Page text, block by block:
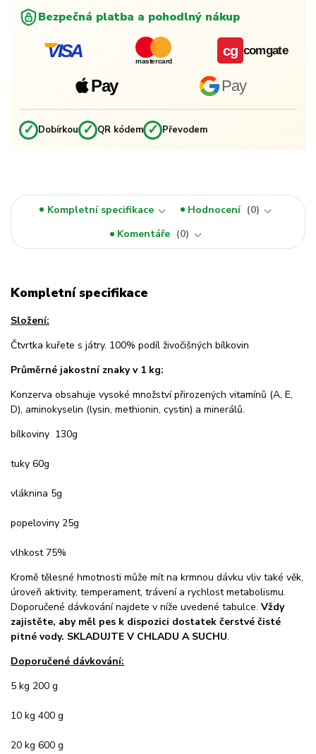
Bezpečná platba a pohodlný nákup
VISA mastercard
Pay Pay
cg comgate
✓ Dobírkou ✓ QR kódem ✓ Převodem
Kompletní specifikace Hodnocení
0
Komentáře
0
Kompletní specifikace
Složení:
Čtvrtka kuřete s játry. 100% podíl živočišných bílkovin
Průměrné jakostní znaky v 1 kg:
Konzerva obsahuje vysoké množství přirozených vitamínů (A, E,
D), aminokyselin (lysin, methionin, cystin) a minerálů.
bílkoviny 130g
tuky 60g
vláknina 5g
popeloviny 25g
vlhkost 75%
Kromě tělesné hmotnosti může mít na krmnou dávku vliv také věk,
úroveň aktivity, temperament, trávení a rychlost metabolismu.
Doporučené dávkování najdete v níže uvedené tabulce. Vždy
zajistěte, aby měl pes k dispozici dostatek čerstvé čisté
pitné vody. SKLADUJTE V CHLADU A SUCHU.
Doporučené dávkování:
5 kg 200 g
10 kg 400 g
20 kg 600 g